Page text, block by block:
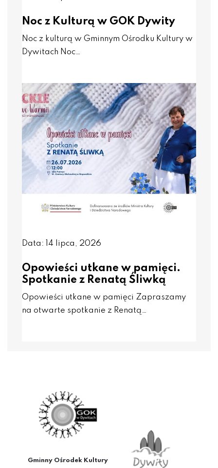
Noc z Kulturą w GOK Dywity
Noc z kulturą w Gminnym Ośrodku Kultury w
Dywitach Noc…
Data: 14 lipca, 2026
Opowieści utkane w pamięci.
Spotkanie z Renatą Śliwką
Opowieści utkane w pamięci Zapraszamy
na otwarte spotkanie z Renatą…
Gminny Ośrodek Kultury